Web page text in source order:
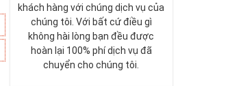
khách hàng với chúng dịch vụ của
chúng tôi. Với bất cứ điều gì
không hài lòng bạn đều được
hoàn lại 100% phí dịch vụ đã
chuyển cho chúng tôi.